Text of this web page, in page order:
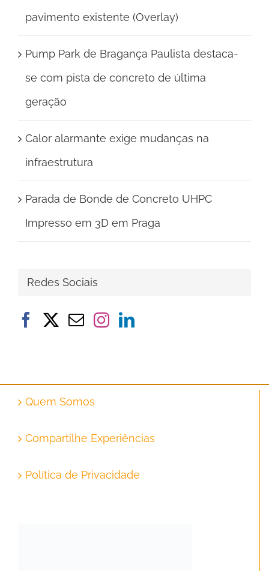
pavimento existente (Overlay)
Pump Park de Bragança Paulista destaca-
se com pista de concreto de última
geração
Calor alarmante exige mudanças na
infraestrutura
Parada de Bonde de Concreto UHPC
Impresso em 3D em Praga
Redes Sociais
Quem Somos
Compartilhe Experiências
Política de Privacidade